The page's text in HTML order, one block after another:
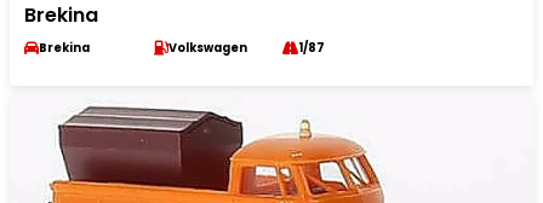
Brekina
Brekina Volkswagen 1/87